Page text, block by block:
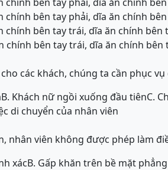
chính bên tay phải, dĩa ăn chính
chính bên tay trái, dĩa ăn chính bên
chính bên tay trái, dĩa ăn chính bên
các khách, chúng ta cần phục
B. Khách nữ ngồi xuống đầu tiênC.
di chuyển của nhân viên
nhân viên không được phép làm
xácB. Gấp khăn trên bề mặt